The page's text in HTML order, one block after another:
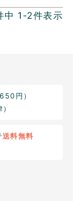
中 1 -2件表示
円）
送料無料